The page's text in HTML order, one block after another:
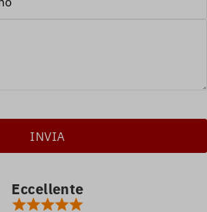
Eccellente